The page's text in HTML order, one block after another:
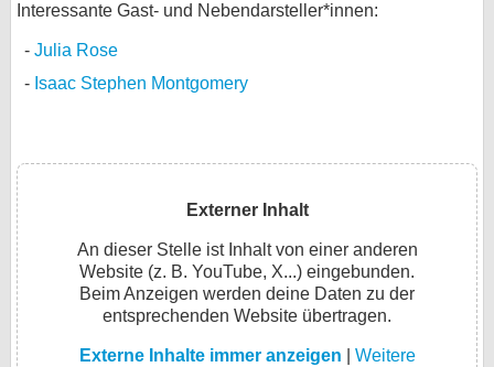
Interessante Gast- und Nebendarsteller*innen:
Julia Rose
Isaac Stephen Montgomery
Externer Inhalt
An dieser Stelle ist Inhalt von einer anderen
Website (z. B. YouTube, X...) eingebunden.
Beim Anzeigen werden deine Daten zu der
entsprechenden Website übertragen.
Externe Inhalte immer anzeigen
Weitere